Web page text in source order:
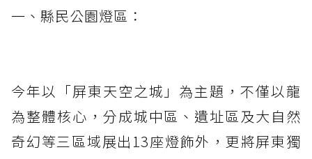
一、縣民公園燈區：
今年以「屏東天空之城」為主題，不僅以龍
為整體核心，分成城中區、遺址區及大自然
奇幻等三區域展出13座燈飾外，更將屏東獨